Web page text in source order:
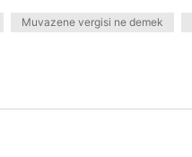
Muvazene vergisi ne demek